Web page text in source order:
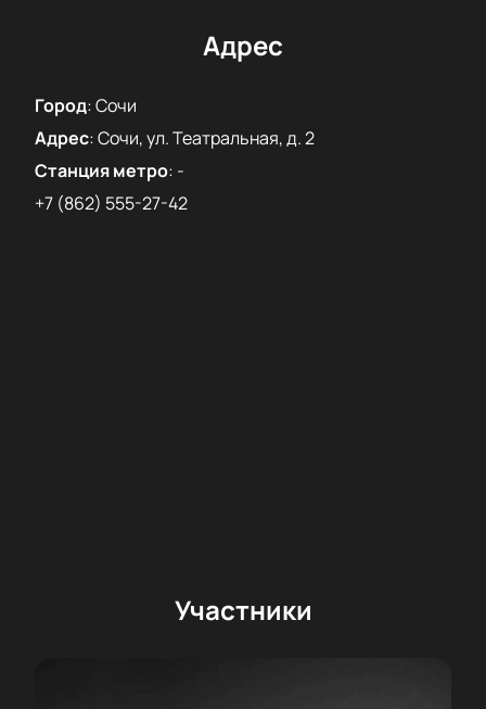
балерина, ведущая солистка Большого театра
"Свободный полет" можно на нашем сайте.
Адрес
Город:Сочи
Адрес:Сочи, ул. Театральная, д. 2
Станция метро: -
+7 (862) 555-27-42
Участники